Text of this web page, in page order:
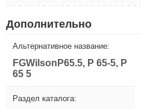
Дополнительно
Альтернативное название:
FGWilsonP65.5, P 65-5, P
65 5
Раздел каталога: